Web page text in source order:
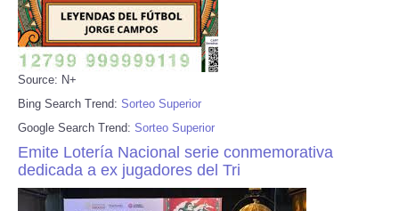
Source: N+
Bing Search Trend: Sorteo Superior
Google Search Trend: Sorteo Superior
Emite Lotería Nacional serie conmemorativa
dedicada a ex jugadores del Tri